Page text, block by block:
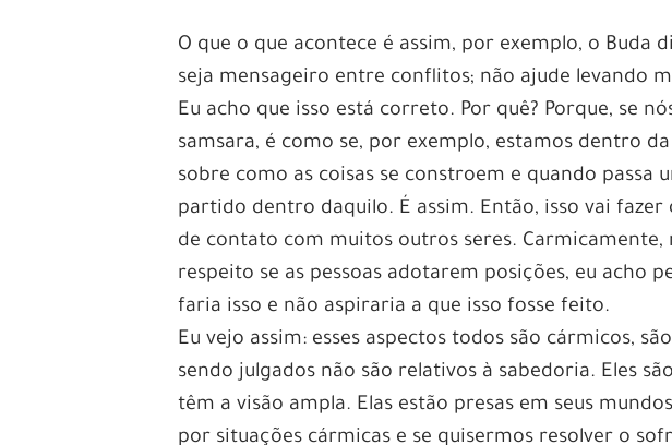
O que o que acontece é assim, por exemplo, o Buda
seja mensageiro entre conflitos; não ajude levando
Eu acho que isso está correto. Por quê? Porque, se
samsara, é como se, por exemplo, estamos dentro
sobre como as coisas se constroem e quando passa
partido dentro daquilo. É assim. Então, isso vai
de contato com muitos outros seres. Carmicamente,
respeito se as pessoas adotarem posições, eu acho
faria isso e não aspiraria a que isso fosse feito.
Eu vejo assim: esses aspectos todos são cármicos,
sendo julgados não são relativos à sabedoria. Eles
têm a visão ampla. Elas estão presas em seus
por situações cármicas e se quisermos resolver o